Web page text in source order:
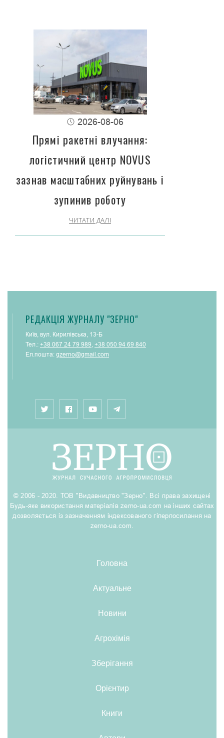
2026-08-06
Прямі ракетні влучання:
логістичний центр NOVUS
зазнав масштабних руйнувань і
зупинив роботу
ЧИТАТИ ДАЛІ
РЕДАКЦІЯ ЖУРНАЛУ "ЗЕРНО"
Київ, вул. Кирилівська, 13-Б
Тел.: +38 067 24 79 989 +38 050 94 69 840
Ел.пошта: gzerno@gmail.com
© 2006 - 2020. ТОВ "Видавництво "Зерно". Всі права захищені
Будь-яке використання матеріалів zerno-ua.com на інших сайтах
дозволяється із зазначенням індексованого гіперпосилання на
zerno-ua.com.
Головна
Актуальне
Новини
Агрохімія
Зберігання
Орієнтир
Книги